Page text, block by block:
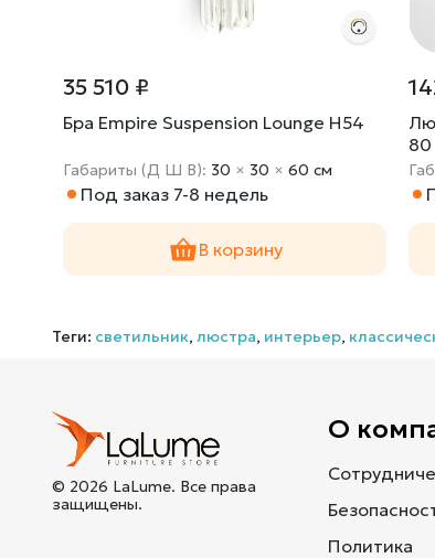
35 510 ₽
Бра Empire Suspension Lounge H54
Габариты (Д Ш В): 30 × 30 ×60 cм
Под заказ 7-8 недель
В корзину
80
Теги: светильник,люстра, интерьер,
© 2026 LaLume. Все права
защищены.
О
Политика